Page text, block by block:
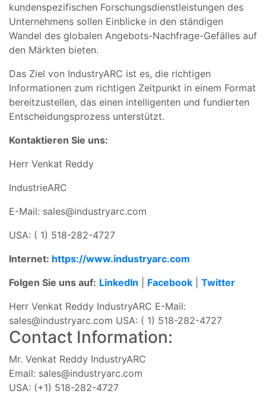
kundenspezifischen Forschungsdienstleistungen des
Unternehmens sollen Einblicke in den ständigen
Wandel des globalen Angebots-Nachfrage-Gefälles auf
den Märkten bieten.
Das Ziel von IndustryARC ist es, die richtigen
Informationen zum richtigen Zeitpunkt in einem Format
bereitzustellen, das einen intelligenten und fundierten
Entscheidungsprozess unterstützt.
Kontaktieren Sie uns:
Herr Venkat Reddy
IndustrieARC
E-Mail: sales@industryarc.com
USA: ( 1) 518-282-4727
Internet: https://www.industryarc.com
Folgen Sie uns auf: LinkedIn Facebook
Twitter
Herr Venkat Reddy IndustryARC E-Mail:
sales@industryarc.com USA: ( 1) 518-282-4727
Contact Information:
Mr. Venkat Reddy IndustryARC
Email: sales@industryarc.com
USA: (+1) 518-282-4727